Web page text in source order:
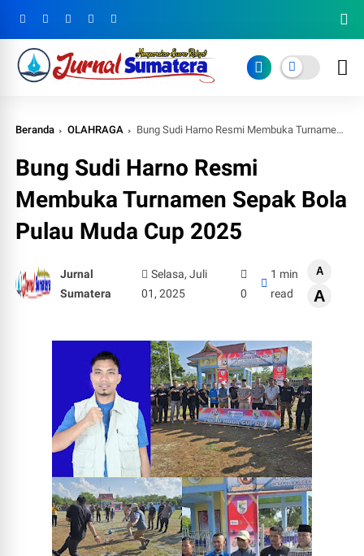
Beranda OLAHRAGA Bung Sudi Harno Resmi Membuka Turnamen Sepak Bola Pulau Muda Cup 2025
Bung Sudi Harno Resmi
Membuka Turnamen Sepak Bola
Pulau Muda Cup 2025
Jurnal
Sumatera
Selasa, Juli
01, 2025
0
1 min
read
A
A